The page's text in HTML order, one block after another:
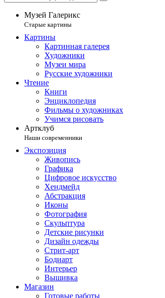
Музей Галерикс
Старые картины
Картины
Картинная галерея
Художники
Музеи мира
Русские художники
Чтение
Книги
Энциклопедия
Фильмы о художниках
Учимся рисовать
Артклуб
Наши современники
Экспозиция
Живопись
Графика
Цифровое искусство
Хендмейд
Абстракция
Иконы
Фотография
Скульптура
Детские рисунки
Дизайн одежды
Стрит-арт
Бодиарт
Интерьер
Вышивка
Магазин
Готовые работы